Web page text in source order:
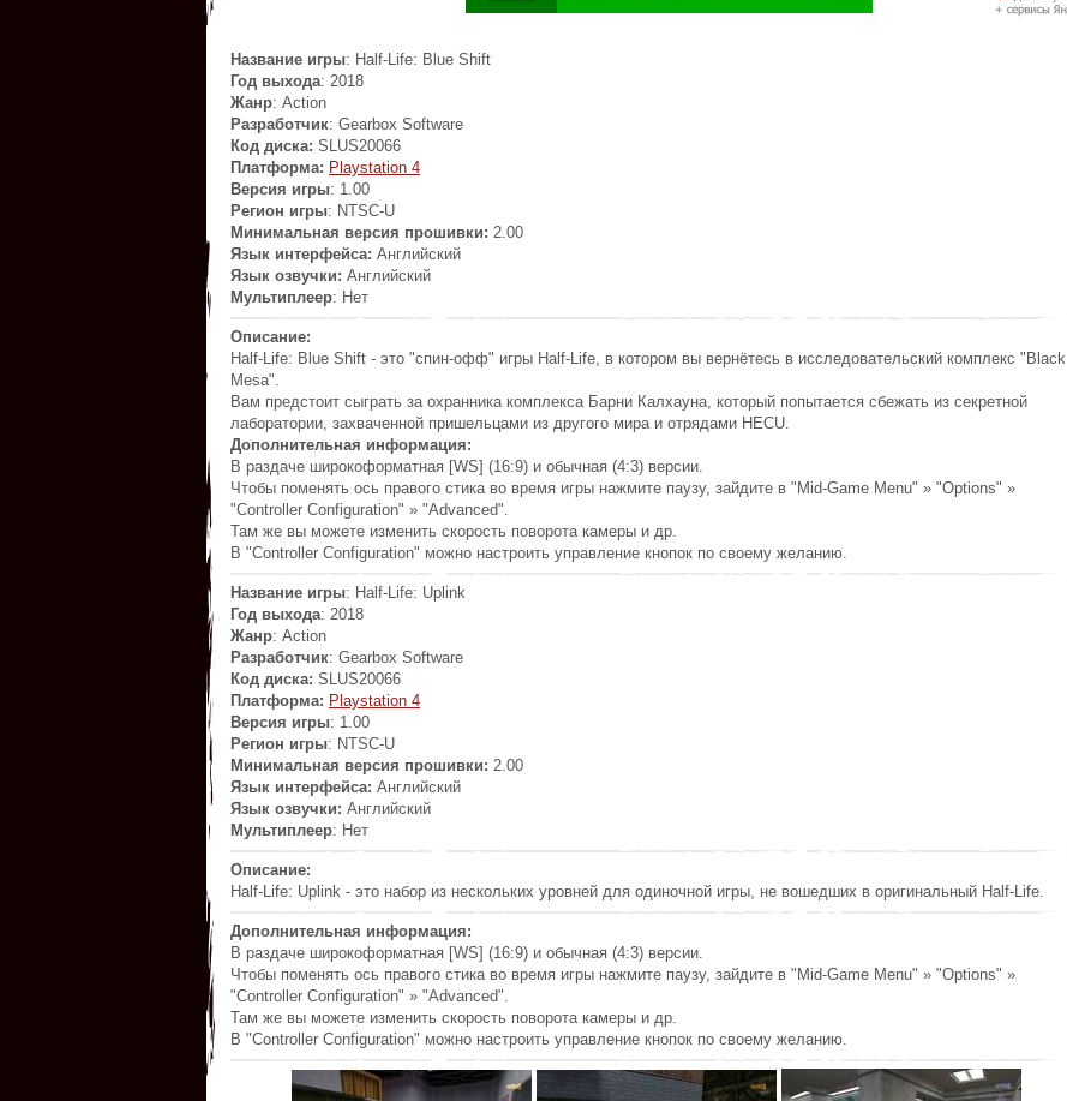
Название игры: Half-Life: Blue Shift
Год выхода: 2018
Жанр: Action
Разработчик: Gearbox Software
Код диска: SLUS20066
Платформа: Playstation 4
Версия игры: 1.00
Регион игры: NTSC-U
Минимальная версия прошивки: 2.00
Язык интерфейса: Английский
Язык озвучки: Английский
Мультиплеер: Heт
Описание:
Half-Life: Blue Shift - это "спин-офф" игры Half-Life, в котором вы вернётесь в исследовательский комплекс "Black
Mesa".
Вам предстоит сыграть за охранника комплекса Барни Калхауна, который попытается сбежать из секретной
лаборатории, захваченной пришельцами из другого мира и отрядами HECU.
Дополнительная информация:
В раздаче широкоформатная [WS] (16:9) и обычная (4:3) версии.
Чтобы поменять ось правого стика во время игры нажмите паузу, зайдите в "Mid-Game Menu" » "Options" »
"Controller Configuration" » "Advanced".
Там же вы можете изменить скорость поворота камеры и др.
В "Controller Configuration" можно настроить управление кнопок по своему желанию.
Название игры: Half-Life: Uplink
Год выхода: 2018
Жанр: Action
Разработчик: Gearbox Software
Код диска: SLUS20066
Платформа: Playstation 4
Версия игры: 1.00
Регион игры: NTSC-U
Минимальная версия прошивки: 2.00
Язык интерфейса: Английский
Язык озвучки: Английский
Мультиплеер: Heт
Описание:
Half-Life: Uplink - это набор из нескольких уровней для одиночной игры, не вошедших в оригинальный Half-Life.
Дополнительная информация:
В раздаче широкоформатная [WS] (16:9) и обычная (4:3) версии.
Чтобы поменять ось правого стика во время игры нажмите паузу, зайдите в "Mid-Game Menu" » "Options" »
"Controller Configuration" » "Advanced".
Там же вы можете изменить скорость поворота камеры и др.
В "Controller Configuration" можно настроить управление кнопок по своему желанию.